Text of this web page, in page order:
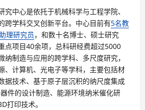
究中心是依托于机械科学与工程学院、
跨学科交叉创新平台。中心目前有5名教
理研究员 ，和数十名博士、硕士研究
点项目40余项，总科研经费超过5000
纳制造与应用的跨学科、多尺度研究，
、计算机、光电子等学科，主要包括材
据技术、基于原子层沉积的纳尺度集成
件的设计制造、能源环境纳米催化研
打印技术。